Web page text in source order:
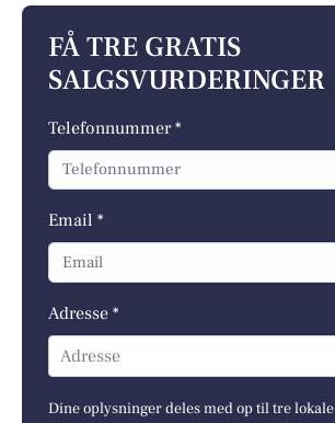
FÅ TRE GRATIS
SALGSVURDERINGER
Telefonnummer *
Email *
Adresse *
Adresse
Dine oplysninger deles med op til tre lokale